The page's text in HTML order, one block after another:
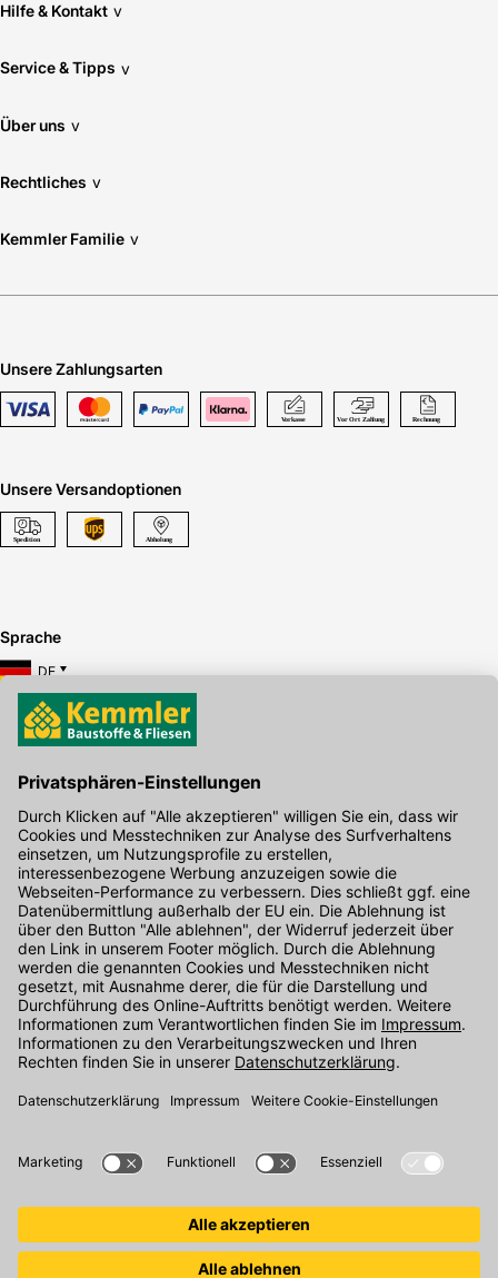
Hilfe & Kontakt v
Service & Tipps v
Über uns v
Rechtliches v
Kemmler Familie v
Unsere Zahlungsarten
Unsere Versandoptionen
Sprache
DE
Hier gibt's die kostenlose App
Kontakt
Unser Onlineshop Team ist montags bis freitags von 08:00 - 17:00
Uhr unter der Telefonnummer07071 / 151-151für Sie erreichbar.
Alternativ können Sie unser Kontaktformular nutzen.
Den Kontakt direkt in unsere Niederlassungen finden Sie